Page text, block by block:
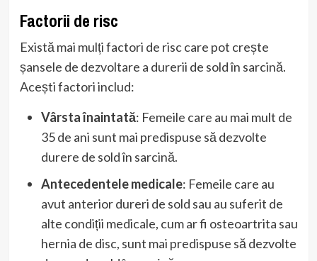
Factorii de risc
Există mai mulți factori de risc care pot crește
șansele de dezvoltare a durerii de sold în sarcină.
Acești factori includ:
Vârsta înaintată: Femeile care au mai mult de
35 de ani sunt mai predispuse să dezvolte
durere de sold în sarcină.
Antecedentele medicale: Femeile care au
avut anterior dureri de sold sau au suferit de
alte condiții medicale, cum ar fi osteoartrita sau
hernia de disc, sunt mai predispuse să dezvolte